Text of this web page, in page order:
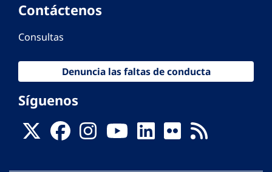
Contáctenos
Consultas
Denuncia las faltas de conducta
Síguenos